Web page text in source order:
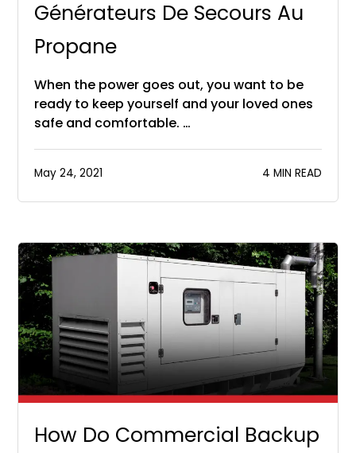
Générateurs De Secours Au
Propane
When the power goes out, you want to be
ready to keep yourself and your loved ones
safe and comfortable. …
May 24, 2021 4 MIN READ
How Do Commercial Backup